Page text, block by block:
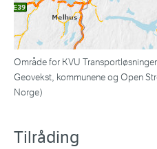
Område for KVU
Geovekst, kommunene og Open
Norge)
Tilråding